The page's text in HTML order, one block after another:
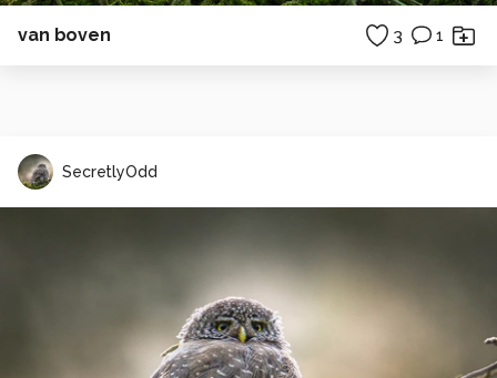
van boven 3 1
SecretlyOdd